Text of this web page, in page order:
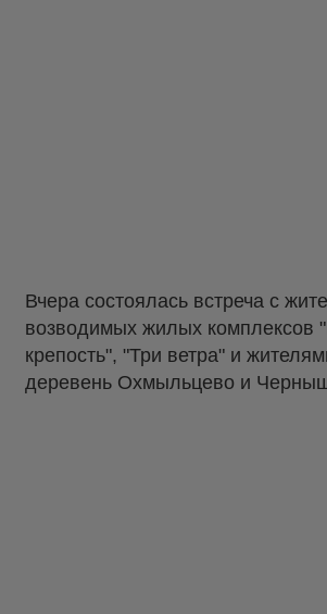
Вчера состоялась встреча с
возводимых жилых комплексов
крепость", "Три ветра" и
деревень Охмыльцево и